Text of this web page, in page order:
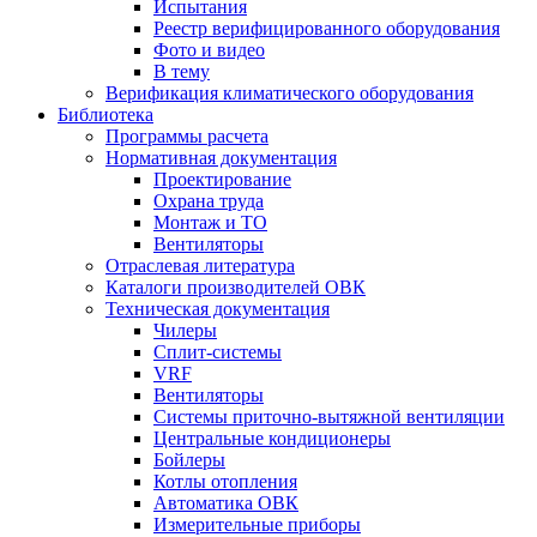
Испытания
Реестр верифицированного оборудования
Фото и видео
В тему
Верификация климатического оборудования
Библиотека
Программы расчета
Нормативная документация
Проектирование
Охрана труда
Монтаж и ТО
Вентиляторы
Отраслевая литература
Каталоги производителей ОВК
Техническая документация
Чилеры
Сплит-системы
VRF
Вентиляторы
Системы приточно-вытяжной вентиляции
Центральные кондиционеры
Бойлеры
Котлы отопления
Автоматика ОВК
Измерительные приборы